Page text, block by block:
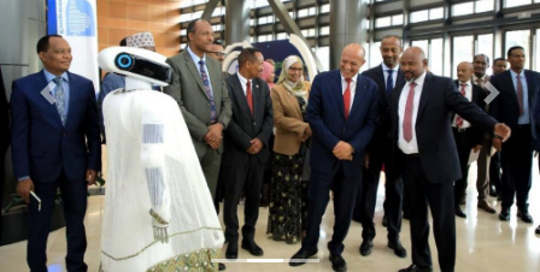
Previous Next